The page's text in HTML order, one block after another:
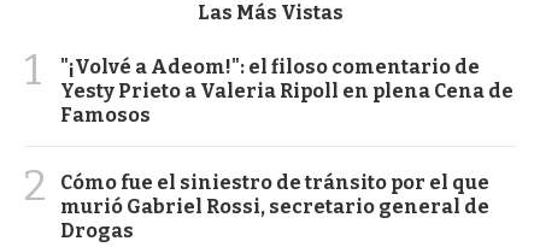
Las Más Vistas
1
"¡Volvé a Adeom!": el filoso comentario de
Yesty Prieto a Valeria Ripoll en plena Cena de
Famosos
2
Cómo fue el siniestro de tránsito por el que
murió Gabriel Rossi, secretario general de
Drogas